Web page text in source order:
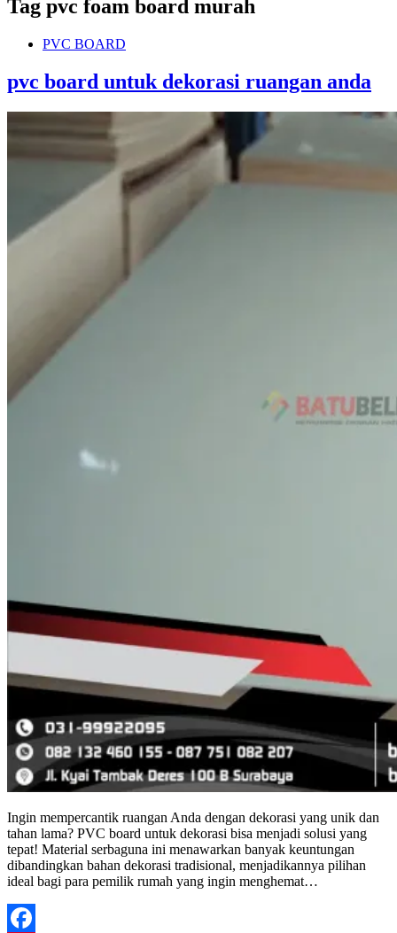
Tag pvc foam board murah
PVC BOARD
pvc board untuk dekorasi ruangan anda
Ingin mempercantik ruangan Anda dengan dekorasi yang unik dan
tahan lama? PVC board untuk dekorasi bisa menjadi solusi yang
tepat! Material serbaguna ini menawarkan banyak keuntungan
dibandingkan bahan dekorasi tradisional, menjadikannya pilihan
ideal bagi para pemilik rumah yang ingin menghemat…